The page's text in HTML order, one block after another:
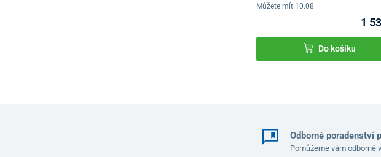
Můžete mít 10.08
1
Do košíku
Odborné poradenství
Pomůžeme vám odborně